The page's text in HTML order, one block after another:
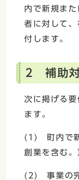
内で新規ま
者に対して
付します。
2 補助
次に掲げる
ます。
(1) 町内で新
創業を含む。
(2) 事業の完